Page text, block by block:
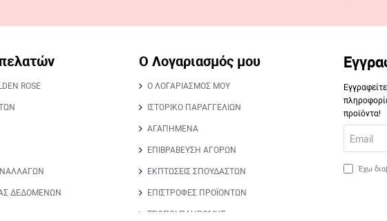
ROSE
ΔΕΔΟΜΕΝΩΝ
Ο Λογαριασμός μου
Ο ΛΟΓΑΡΙΑΣΜΟΣ ΜΟΥ
ΙΣΤΟΡΙΚΟ ΠΑΡΑΓΓΕΛΙΩΝ
ΑΓΑΠΗΜΕΝΑ
ΕΠΙΒΡΑΒΕΥΣΗ ΑΓΟΡΩΝ
ΕΚΠΤΩΣΕΙΣ ΣΠΟΥΔΑΣΤΩΝ
ΕΠΙΣΤΡΟΦΕΣ ΠΡΟΪΟΝΤΩΝ
ΤΡΟΠΟΙ ΠΛΗΡΩΜΗΣ
προϊόντα!
Έχω